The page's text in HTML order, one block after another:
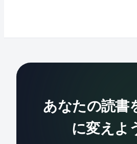
あなたの読書
に変えよ